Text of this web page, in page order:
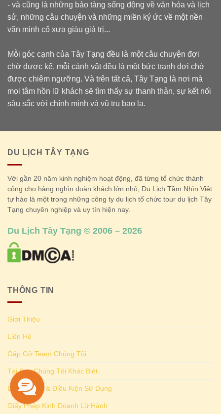
- và cũng là những bảo tàng sống động về văn hóa và lịch
sử, những câu chuyện và những miền ký ức về một nền
văn minh cổ xưa giàu giá trị...
Mỗi góc cạnh của Tây Tạng đều là một câu chuyện đợi
chờ được kể, mỗi cảnh vật đều là một bức tranh đợi chờ
được chiêm ngưỡng. Và trên tất cả, Tây Tạng là nơi mà
mọi tâm hồn lữ khách sẽ tìm thấy sự thanh thản, sự kết nối
sâu sắc với chính mình và vũ trụ bao la.
DU LỊCH TÂY TẠNG
Với gần 20 năm kinh nghiệm hoạt động, đã từng tổ chức thành
công cho hàng nghìn đoàn khách lớn nhỏ, Du Lịch Tầm Nhìn Việt
tự hào là một trong những công ty du lịch tổ chức tour du lịch Tây
Tạng chuyên nghiệp và uy tín hiện nay.
Du Lịch Tây Tạng © 2006 – 2026
THÔNG TIN
Giới Thiệu
Liên Hệ
Gặp Gỡ Team Chúng Tôi
Tại Sao Chúng Tôi Khác Biệt
Điều Khoản & Điều Kiện Sử Dụng
Giấy Phép Kinh Doanh Lữ Hành